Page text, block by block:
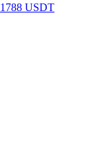
1788 USDT